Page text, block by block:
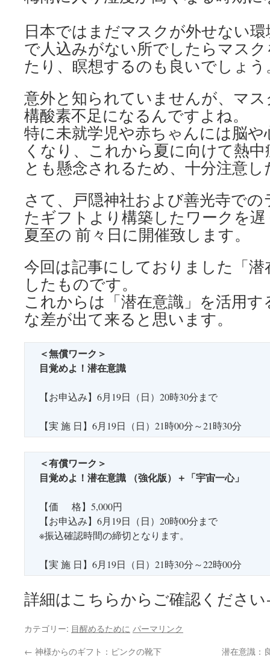
日本ではまだマスクが外せない
で人込みがない所でしたらマス
たり、瞑想するのも良いでしょう
意外と知られていませんが、マ
構酸素不足になるんですよね。
特に未就学児や赤ちゃんには脳
くなり、これから夏に向けて熱
とも懸念されるため、十分注意
さて、戸隠神社および善光寺で
たギフトより構築したワークを
夏至の 前々日に開催致します。
今回は記事にしておりました「
したものです。
これからは「潜在意識」を活用
な差が出て来ると思います。
＜無償ワーク＞
目覚めよ！潜在意識
【お申込み】6月19日（日）20時30分まで
【実 施 日】6月19日（日）21時00分～21時30分
＜有償ワーク＞
目覚めよ！潜在意識
（強化版）＋「宇宙一心」
【価 格】5,000円
【お申込み】6月19日（日）20時00分まで
※振込確認時間の締切となります。
【実 施 日】6月19日（日）21時30分～22時00分
詳細はこちらからご確認くださ
カテゴリー: 目醒めるために パーマリンク
← 神様からのギフト：ピンクの靴下 潜在意識：